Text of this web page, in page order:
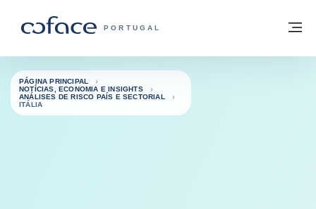
COFACE FOR TRADE - HOMEPAGE DO
PORTUGAL
Voltar à página principal
PÁGINA PRINCIPAL
NOTÍCIAS, ECONOMIA E INSIGHTS
ANÁLISES DE RISCO PAÍS E SECTORIAL
ITÁLIA